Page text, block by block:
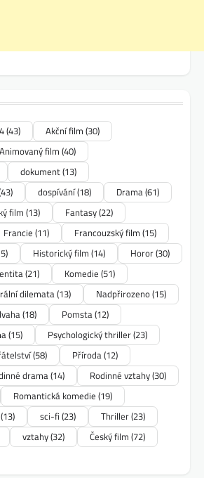
(43) Akční film (30)
Animovaný film (40)
dokument(13)
dospívání(18) Drama(61)
film(13) Fantasy(22)
Francie (11) Francouzský film (15)
Historický film (14) Horor(30)
(21) Komedie (51)
dilemata(13) Nadpřirozeno(15)
(18) Pomsta(12)
(15) Psychologický thriller(23)
(58) Příroda(12)
drama(14) Rodinné vztahy(30)
Romantická komedie (19)
(13) sci-fi (23) Thriller(23)
vztahy(32) Český film (72)